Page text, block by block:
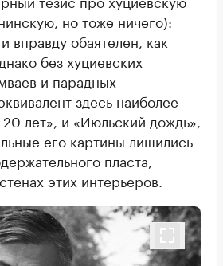
но тоже ничего):
вправду обаятелен, как
без хуциевских
и парадных
здесь наиболее
лет», и «Июльский дождь»,
его картины лишились
пласта,
этих интерьеров.